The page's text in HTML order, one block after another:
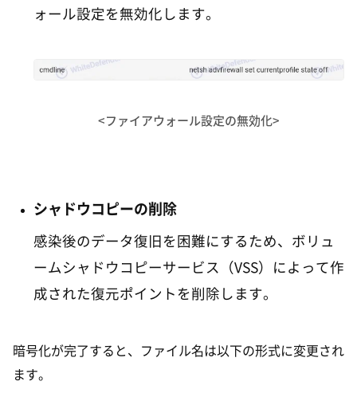
ォール設定を無効化します。
<ファイアウォール設定の無効化>
シャドウコピーの削除
感染後のデータ復旧を困難にするため、ボリュ
ームシャドウコピーサービス（VSS）によって作
成された復元ポイントを削除します。
暗号化が完了すると、ファイル名は以下の形式に変更され
ます。